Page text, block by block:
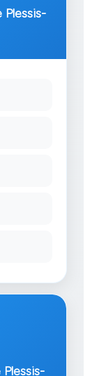
Plessis-